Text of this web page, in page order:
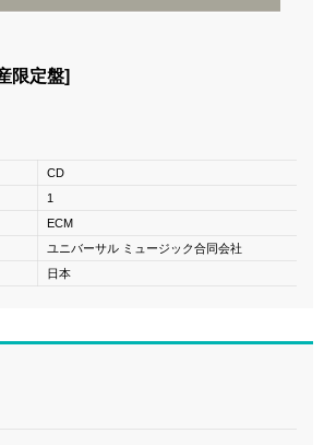
限定盤]
CD
1
ECM
ユニバーサル ミュージック合同会社
日本